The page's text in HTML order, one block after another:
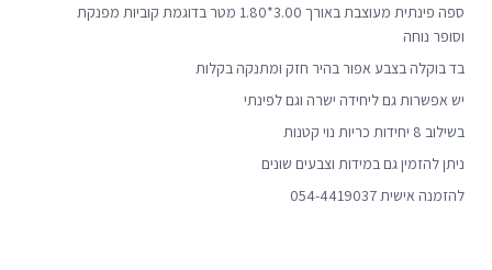
ספה פינתית מעוצבת באורך 3.00*1.80 מטר בדוגמת קוביות מפנקת
וסופר נוחה
בד בוקלה בצבע אפור בהיר חזק ומתנקה בקלות
יש אפשרות גם ליחידה ישרה וגם לפינתי
בשילוב 8 יחידות כריות נוי קטנות
ניתן להזמין גם במידות וצבעים שונים
להזמנה אישית 054-4419037